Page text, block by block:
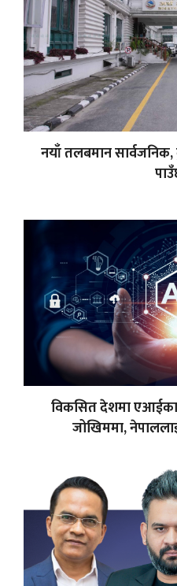
नयाँ तलबमान
विकसित देशमा
जोखिममा,